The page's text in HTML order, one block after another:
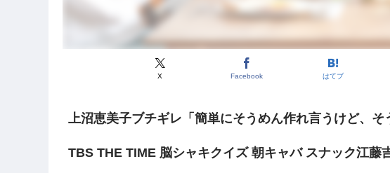
X Facebook はてブ
上沼恵美子ブチギレ「簡単にそうめん作れ言うけど、そ
TBS THE TIME 脳シャキクイズ 朝キャバ スナック江藤